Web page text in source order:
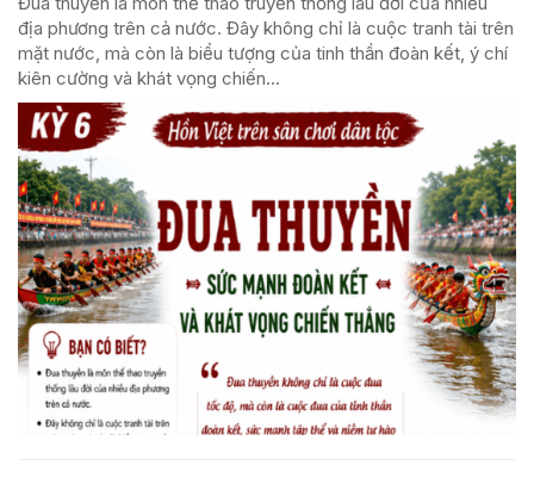
địa phương trên cả nước. Đây không chỉ là cuộc tranh tài trên
mặt nước, mà còn là biểu tượng của tinh thần đoàn kết, ý chí
kiên cường và khát vọng chiến...